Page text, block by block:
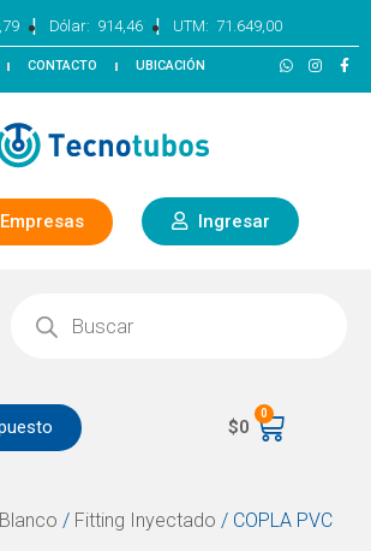
| Dólar: 914,46 | UTM: 71.649,00
CONTACTO UBICACIÓN
Ingresar
$0
0
/ Fitting Inyectado / COPLA PVC